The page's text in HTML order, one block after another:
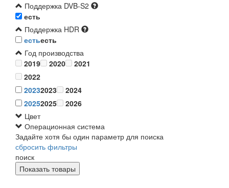
Поддержка DVB-S2
есть
Поддержка HDR
естьесть
Год производства
2019
2020
2021
2022
20232023
2024
20252025
2026
Цвет
Операционная система
Задайте хотя бы один параметр для поиска
сбросить фильтры
поиск